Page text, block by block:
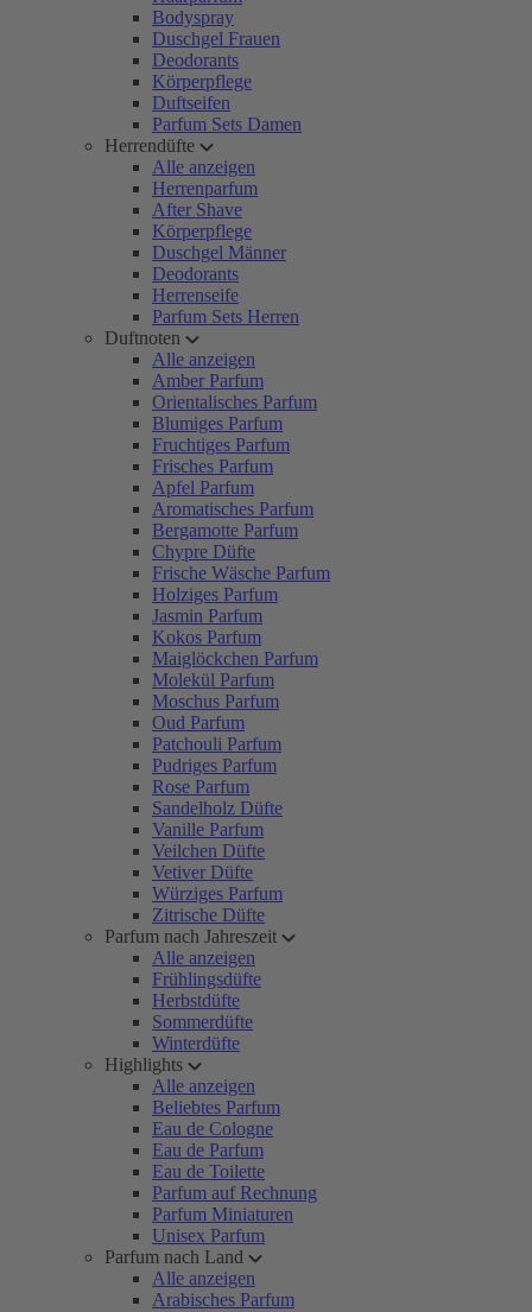
Bodyspray
Duschgel Frauen
Deodorants
Körperpflege
Duftseifen
Parfum Sets Damen
Herrendüfte
Alle anzeigen
Herrenparfum
After Shave
Körperpflege
Duschgel Männer
Deodorants
Herrenseife
Parfum Sets Herren
Duftnoten
Alle anzeigen
Amber Parfum
Orientalisches Parfum
Blumiges Parfum
Fruchtiges Parfum
Frisches Parfum
Apfel Parfum
Aromatisches Parfum
Bergamotte Parfum
Chypre Düfte
Frische Wäsche Parfum
Holziges Parfum
Jasmin Parfum
Kokos Parfum
Maiglöckchen Parfum
Molekül Parfum
Moschus Parfum
Oud Parfum
Patchouli Parfum
Pudriges Parfum
Rose Parfum
Sandelholz Düfte
Vanille Parfum
Veilchen Düfte
Vetiver Düfte
Würziges Parfum
Zitrische Düfte
Parfum nach Jahreszeit
Alle anzeigen
Frühlingsdüfte
Herbstdüfte
Sommerdüfte
Winterdüfte
Highlights
Alle anzeigen
Beliebtes Parfum
Eau de Cologne
Eau de Parfum
Eau de Toilette
Parfum auf Rechnung
Parfum Miniaturen
Unisex Parfum
Parfum nach Land
Alle anzeigen
Arabisches Parfum